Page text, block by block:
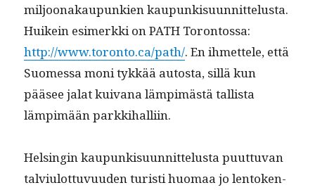
miljoon­akaupunkien kaupunkisu­un­nit­telus­ta.
Huikein esimerk­ki on PATH Toron­tossa:
http://www.toronto.ca/path/. En ihmettele, että
Suomes­sa moni tykkää autos­ta, sil­lä kun
pääsee jalat kuiv­ana lämpimästä tallista
lämpimään parkkihalliin.
Helsin­gin kaupunkisu­un­nit­telus­ta puut­tuvan
talvi­u­lot­tuvu­u­den tur­isti huo­maa jo lento­ken­